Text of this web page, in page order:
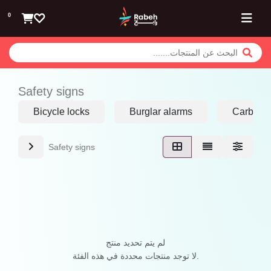
0
Safety signs
Bicycle locks Burglar alarms Carbon
Safety signs
لم يتم تحديد منتج